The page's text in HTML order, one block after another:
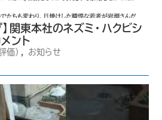
】関東本社のネズミ・ハクビシ
ント
価） ,
お知らせ